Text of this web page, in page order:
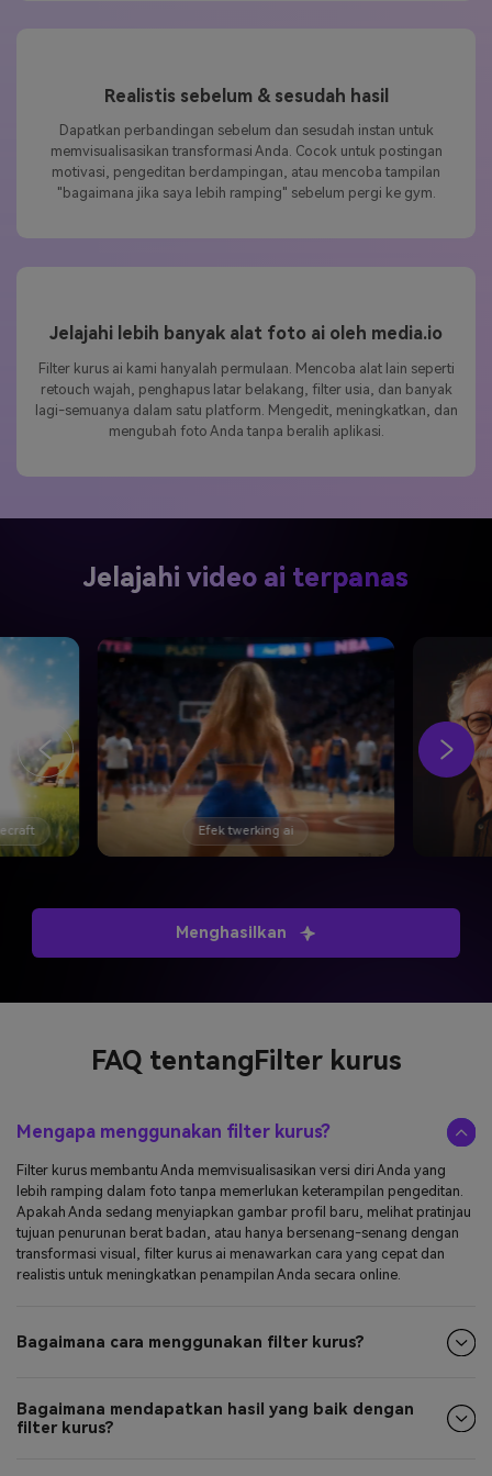
Realistis sebelum & sesudah hasil
Dapatkan perbandingan sebelum dan sesudah instan untuk
memvisualisasikan transformasi Anda. Cocok untuk postingan
motivasi, pengeditan berdampingan, atau mencoba tampilan
"bagaimana jika saya lebih ramping" sebelum pergi ke gym.
Jelajahi lebih banyak alat foto ai oleh media.io
Filter kurus ai kami hanyalah permulaan. Mencoba alat lain seperti
retouch wajah, penghapus latar belakang, filter usia, dan banyak
lagi-semuanya dalam satu platform. Mengedit, meningkatkan, dan
mengubah foto Anda tanpa beralih aplikasi.
Jelajahi video ai terpanas
Efek twerking ai
Menghasilkan
FAQ tentangFilter kurus
Mengapa menggunakan filter kurus?
Filter kurus membantu Anda memvisualisasikan versi diri Anda yang
lebih ramping dalam foto tanpa memerlukan keterampilan pengeditan.
Apakah Anda sedang menyiapkan gambar profil baru, melihat pratinjau
tujuan penurunan berat badan, atau hanya bersenang-senang dengan
transformasi visual, filter kurus ai menawarkan cara yang cepat dan
realistis untuk meningkatkan penampilan Anda secara online.
Bagaimana cara menggunakan filter kurus?
Bagaimana mendapatkan hasil yang baik dengan
filter kurus?